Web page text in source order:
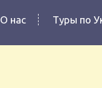
О нас Туры по